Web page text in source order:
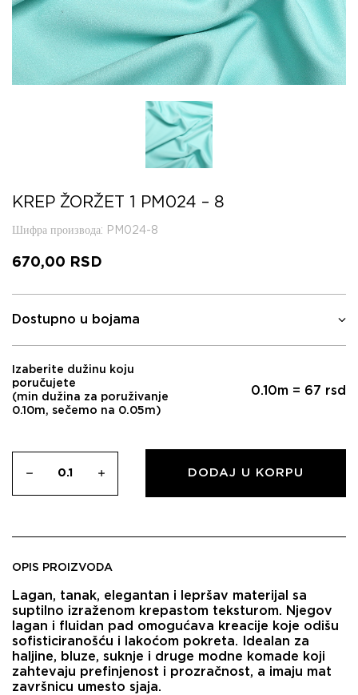
KREP ŽORŽET 1 PM024 – 8
Шифра производа: PM024-8
670,00 RSD
Dostupno u bojama
Izaberite dužinu koju
poručujete
(min dužina za poruživanje
0.10m, sečemo na 0.05m)
0.10m = 67 rsd
DODAJ U KORPU
OPIS PROIZVODA
Lagan, tanak, elegantan i lepršav materijal sa
suptilno izraženom krepastom teksturom. Njegov
lagan i fluidan pad omogućava kreacije koje odišu
sofisticiranošću i lakoćom pokreta. Idealan za
haljine, bluze, suknje i druge modne komade koji
zahtevaju prefinjenost i prozračnost, a imaju mat
završnicu umesto sjaja.